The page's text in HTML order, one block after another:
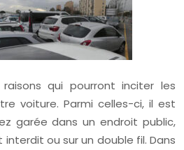
qui pourront inciter les
voiture. Parmi celles-ci, il est
garée dans un endroit public,
ou sur un double fil. Dans